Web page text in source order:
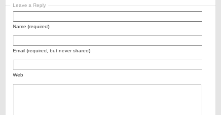
Leave a Reply
Name (required)
Email (required, but never shared)
Web